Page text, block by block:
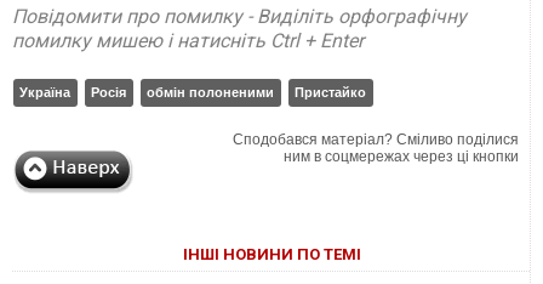
Повідомити про помилку - Виділіть орфографічну
помилку мишею і натисніть Ctrl + Enter
Україна Росія обмін полоненими Пристайко
Сподобався матеріал? Сміливо поділися
ним в соцмережах через ці кнопки
ІНШІ НОВИНИ ПО ТЕМІ